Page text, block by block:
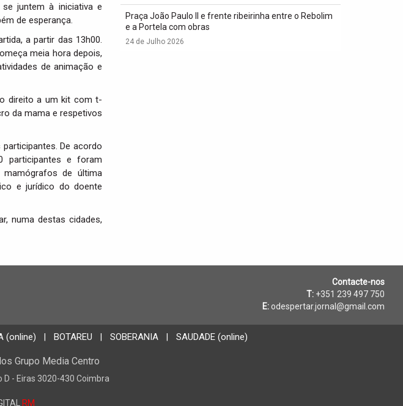
juntem à iniciativa e
de esperança.
a partir das 13h00.
meia hora depois,
de animação e
direito a um kit com t-
da mama e respetivos
De acordo
participantes e foram
mamógrafos de última
e jurídico do doente
numa destas cidades,
Praça João Paulo II e frente ribeirinha entre o Rebolim
e a Portela com obras
24 de Julho 2026
Contacte-nos
T: +351 239 497 750
E: odespertar.jornal@gmail.com
(online) BOTAREU SOBERANIA SAUDADE (online)
Grupo Media Centro
D - Eiras 3020-430 Coimbra
RM